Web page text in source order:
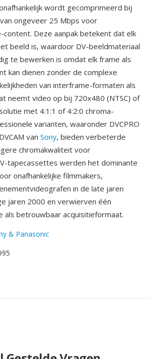
wordt gecomprimeerd bij
ongeveer 25 Mbps voor
Deze aanpak betekent dat elk
beeld is, waardoor DV-beeldmateriaal
te bewerken is omdat elk frame als
kan dienen zonder de complexe
van interframe-formaten als
neemt video op bij 720x480 (NTSC) of
met 4:1:1 of 4:2:0 chroma-
varianten, waaronder DVCPRO
van Sony, bieden verbeterde
chromakwaliteit voor
tapecassettes werden het dominante
onafhankelijke filmmakers,
in de late jaren
jaren 2000 en verwierven één
als betrouwbaar acquisitieformaat.
& Panasonic